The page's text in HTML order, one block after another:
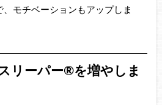
モチベーションもアップしま
リーパー®を増やしま